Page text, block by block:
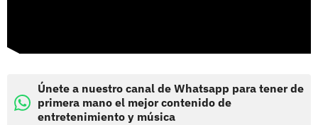
Únete a nuestro canal de Whatsapp para tener de
primera mano el mejor contenido de
entretenimiento y música